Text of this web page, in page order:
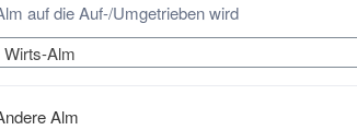
auf die Auf-/Umgetrieben wird
Wirts-Alm
Alm